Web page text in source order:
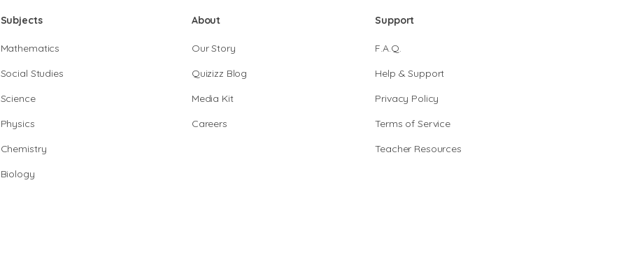
Subjects
Mathematics
Social Studies
Science
Physics
Chemistry
Biology
About
Our Story
Quizizz Blog
Media Kit
Careers
Support
F.A.Q.
Help & Support
Privacy Policy
Terms of Service
Teacher Resources